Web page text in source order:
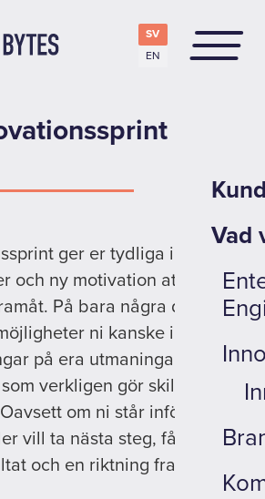
SV
EN
Vad
ger er tydliga insikter,
och ny motivation att driva
På bara några dagar
ni kanske inte sett,
på era utmaningar och
verkligen gör skillnad för
om ni står inför en stor
vill ta nästa steg, får ni ett
och en riktning framåt.